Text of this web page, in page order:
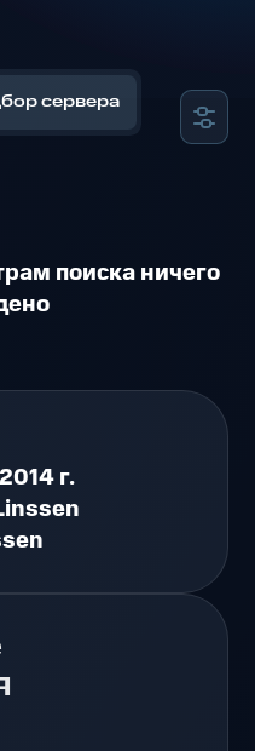
сервера
поиска ничего
г.